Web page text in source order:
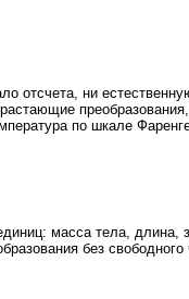
отсчета, ни
по шкале
масса тела, длина,
без